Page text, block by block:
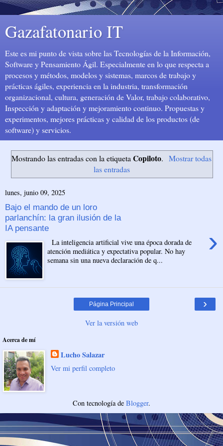
Gazafatonario IT
Este es mi punto de vista sobre las Tecnologías de la Información,
Software y Pensamiento Ágil. Especialmente en lo que respecta a
procesos y métodos, modelos y sistemas, marcos de trabajo y
prácticas ágiles, experiencia en la industria, transformación
organizacional, cultura, generación de Valor, trabajo colaborativo,
Inspección y adaptación y mejoramiento continuo. Propuestas y
experimentos, mejores prácticas y calidad de los productos (de
software) y servicios.
Mostrando las entradas con la etiquetaCopiloto. Mostrar todas
las entradas
lunes, junio 09, 2025
Bajo el mando de un loro
parlanchín: la gran ilusión de la
IA pensante
›
La inteligencia artificial vive una época dorada de
atención mediática y expectativa popular. No hay
semana sin una nueva declaración de q...
›
Página Principal
Ver la versión web
Acerca de mí
Lucho Salazar
Ver mi perfil completo
Con tecnología de Blogger.